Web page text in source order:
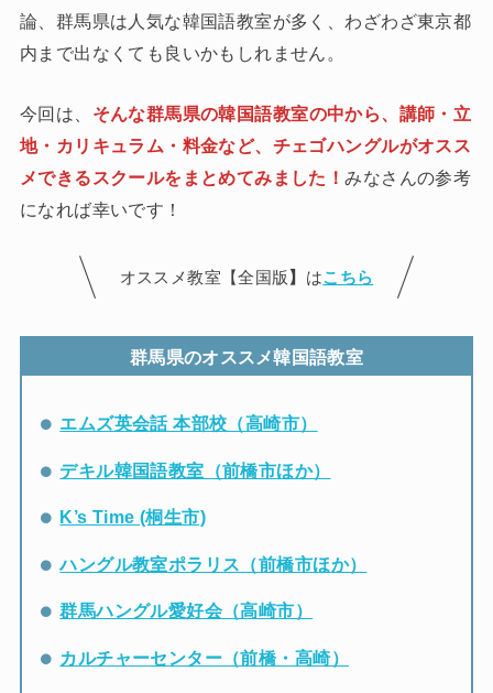
論、群馬県は人気な韓国語教室が多く、わざわざ東京都
内まで出なくても良いかもしれません。
今回は、 そんな群馬県の韓国語教室の中から、 講師・立
地・カリキュラム・料金など、チェゴハングルがオスス
メできるスクールをまとめてみました ！みなさんの参考
になれば幸いです！
オススメ教室【全国版 】 はこちら
群馬県のオススメ韓国語教室
エムズ英会話 本部校（高崎市）
デキル韓国語教室（前橋市ほか）
K’s Time (桐生市)
ハングル教室ポラリス（前橋市ほか）
群馬ハングル愛好会（高崎市）
カルチャーセンター（前橋・高崎）